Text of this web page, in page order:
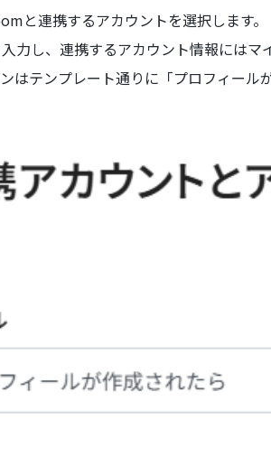
と連携するアカウントを選択します。
力し、連携するアカウント情報には
はテンプレート通りに「プロフィー